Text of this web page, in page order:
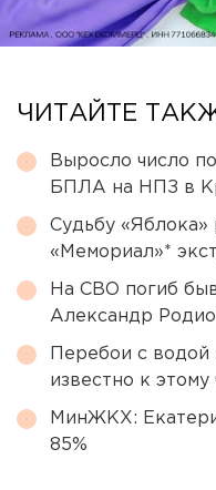
ЧИТАЙТЕ
Выросло число
БПЛА на НПЗ в
Судьбу «Яблока»
«Мемориал»*
На СВО погиб
Александр
Перебои с водой
известно к этому
МинЖКХ:
85%